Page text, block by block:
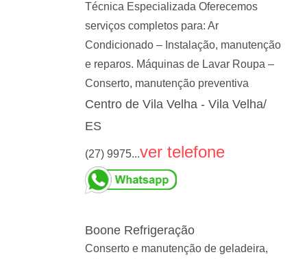
Técnica Especializada Oferecemos
serviços completos para: Ar
Condicionado – Instalação, manutenção
e reparos. Máquinas de Lavar Roupa –
Conserto, manutenção preventiva
Centro de Vila Velha - Vila Velha/
ES
(27) 9975...ver telefone
Boone Refrigeração
Conserto e manutenção de geladeira,